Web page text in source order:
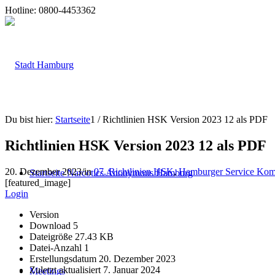
Hotline: 0800-4453362
Startseite Narcotics Anonymous Hamburg
Meetings
Du bist hier: Startseite1 / Richtlinien HSK Version 2023 12 als PDF
Richtlinien HSK Version 2023 12 als PDF
20. Dezember 2023/in07. Richtlinien HSK,Hamburger Service
[featured_image]
Login
Version
Download 5
Dateigröße 27.43 KB
Datei-Anzahl 1
Erstellungsdatum 20. Dezember 2023
Zuletzt aktualisiert 7. Januar 2024